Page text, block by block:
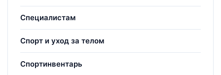
Специалистам
Спорт и уход за телом
Спортинвентарь